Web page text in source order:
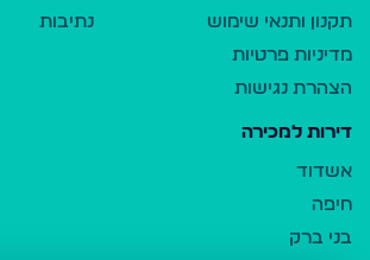
תקנון ותנאי שימוש
מדיניות פרטיות
הצהרת נגישות
נתיבות
דירות למכירה
אשדוד
חיפה
בני ברק